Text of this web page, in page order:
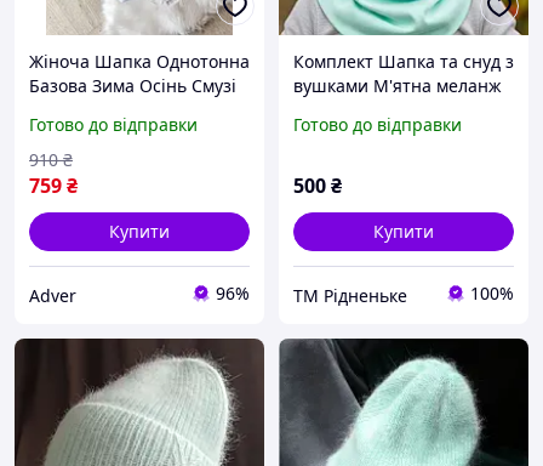
Жіноча Шапка Однотонна
Базова Зима Осінь Смузі
Блакитний Зелений
М'ятний Сіро Блакитний
Seli
Готово до відправки
759₴
910 ₴
Купити
Adver 96%
Комплект Шапка та снуд з
вушками М'ятна меланж
трикотажна
Готово до відправки
500₴
Купити
ТМ Рідненьке 100%